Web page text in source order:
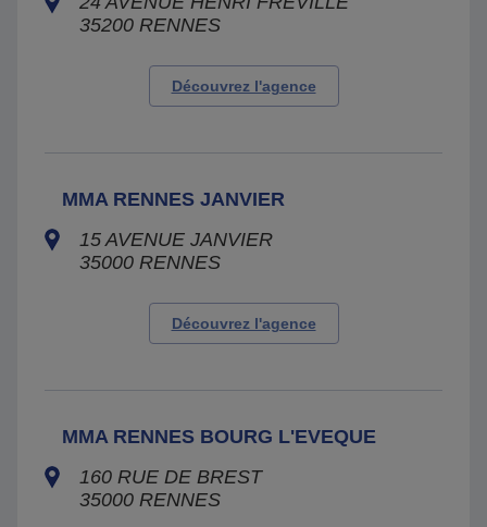
35200 RENNES
Découvrez l'agence
MMA RENNES JANVIER
15 AVENUE JANVIER
35000 RENNES
Découvrez l'agence
MMA RENNES BOURG L'EVEQUE
160 RUE DE BREST
35000 RENNES